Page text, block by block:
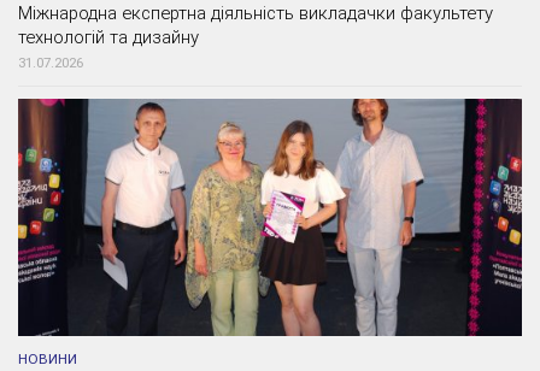
Міжнародна експертна діяльність викладачки факультету
технологій та дизайну
31.07.2026
НОВИНИ